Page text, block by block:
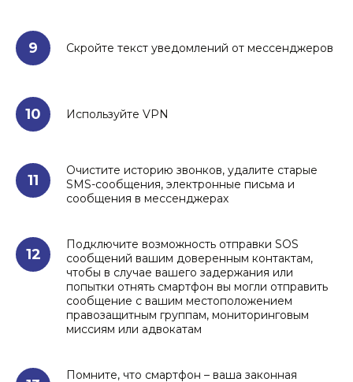
9 Скройте текст уведомлений от мессенджеров
10 Используйте VPN
11
Очистите историю звонков, удалите старые
SMS-сообщения, электронные письма и
сообщения в мессенджерах
12
Подключите возможность отправки SOS
сообщений вашим доверенным контактам,
чтобы в случае вашего задержания или
попытки отнять смартфон вы могли отправить
сообщение с вашим местоположением
правозащитным группам, мониторинговым
миссиям или адвокатам
Помните, что смартфон – ваша законная